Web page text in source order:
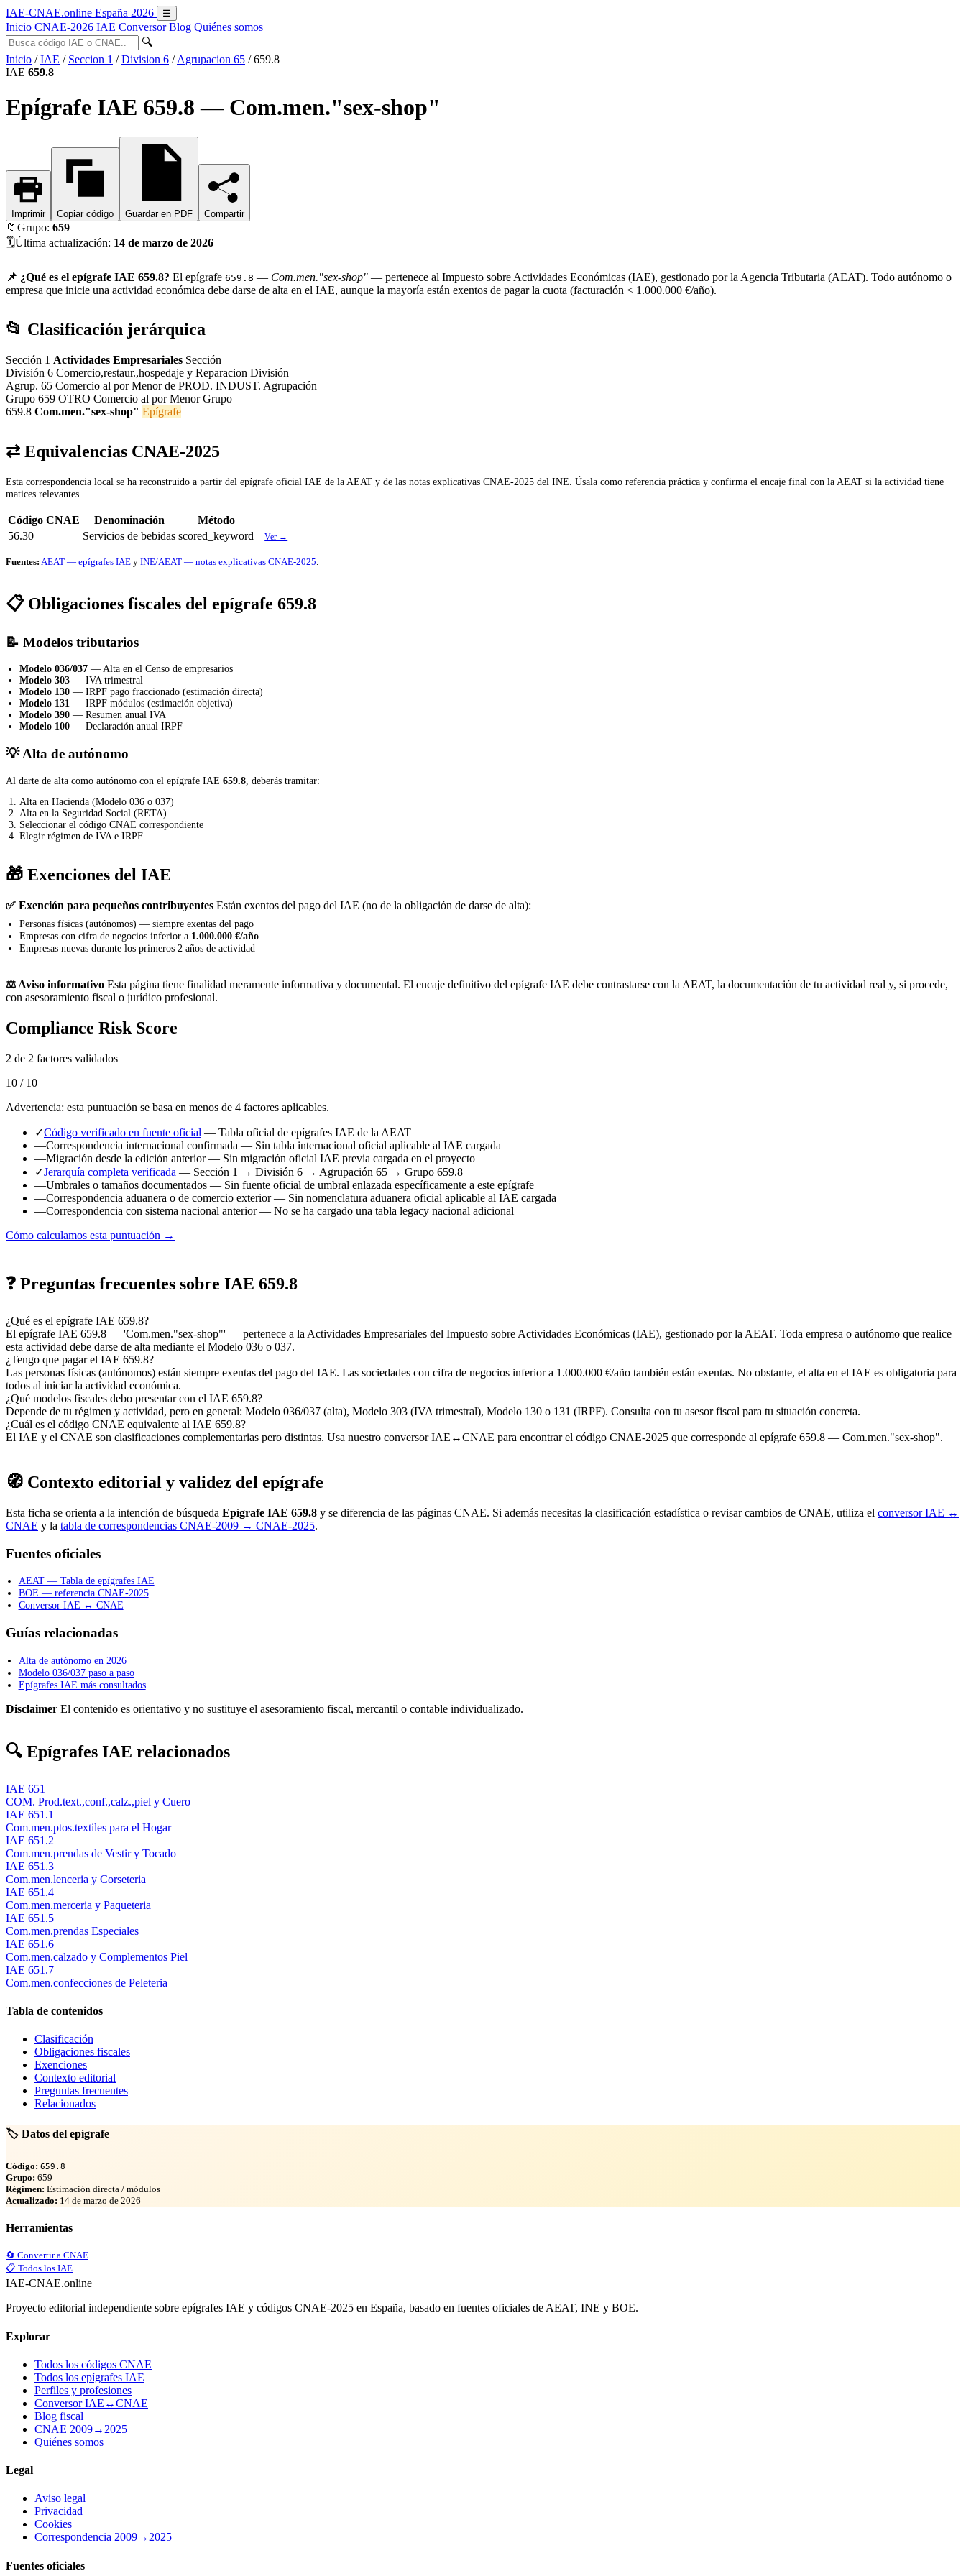
IAE-CNAE.online España 2026 ☰
Inicio CNAE-2026 IAE Conversor Blog Quiénes somos
🔍
Inicio / IAE / Seccion 1 / Division 6 / Agrupacion 65 / 659.8
IAE 659.8
Epígrafe IAE 659.8 — Com.men."sex-shop"
Imprimir Copiar código Guardar en PDF Compartir
📁 Grupo: 659
🗓️Última actualización: 14 de marzo de 2026
📌 ¿Qué es el epígrafe IAE 659.8? El epígrafe 659.8 — Com.men."sex-shop" — pertenece al Impuesto sobre Actividades Económicas (IAE), gestionado por la Agencia Tributaria (AEAT). Todo autónomo o
empresa que inicie una actividad económica debe darse de alta en el IAE, aunque la mayoría están exentos de pagar la cuota (facturación < 1.000.000 €/año).
📂 Clasificación jerárquica
Sección 1 Actividades Empresariales Sección
División 6 Comercio,restaur.,hospedaje y Reparacion División
Agrup. 65 Comercio al por Menor de PROD. INDUST. Agrupación
Grupo 659 OTRO Comercio al por Menor Grupo
659.8 Com.men."sex-shop" Epígrafe
⇄ Equivalencias CNAE-2025
Esta correspondencia local se ha reconstruido a partir del epígrafe oficial IAE de la AEAT y de las notas explicativas CNAE-2025 del INE. Úsala como referencia práctica y confirma el encaje final con la AEAT si la actividad tiene
matices relevantes.
Código CNAE Denominación
Método
56.30
Servicios de bebidas scored_keyword Ver →
Fuentes: AEAT — epígrafes IAE y INE/AEAT — notas explicativas CNAE-2025
📋 Obligaciones fiscales del epígrafe 659.8
📝 Modelos tributarios
Modelo 036/037 — Alta en el Censo de empresarios
Modelo 303 — IVA trimestral
Modelo 130 — IRPF pago fraccionado (estimación directa)
Modelo 131 — IRPF módulos (estimación objetiva)
Modelo 390 — Resumen anual IVA
Modelo 100 — Declaración anual IRPF
💡 Alta de autónomo
Al darte de alta como autónomo con el epígrafe IAE 659.8 , deberás tramitar:
Alta en Hacienda (Modelo 036 o 037)
Alta en la Seguridad Social (RETA)
Seleccionar el código CNAE correspondiente
Elegir régimen de IVA e IRPF
🎁 Exenciones del IAE
✅ Exención para pequeños contribuyentes Están exentos del pago del IAE (no de la obligación de darse de alta):
Personas físicas (autónomos) — siempre exentas del pago
Empresas con cifra de negocios inferior a 1.000.000 €/año
Empresas nuevas durante los primeros 2 años de actividad
⚖️ Aviso informativo Esta página tiene finalidad meramente informativa y documental. El encaje definitivo del epígrafe IAE debe contrastarse con la AEAT, la documentación de tu actividad real y, si procede,
con asesoramiento fiscal o jurídico profesional.
Compliance Risk Score
2 de 2 factores validados
10 / 10
Advertencia: esta puntuación se basa en menos de 4 factores aplicables.
✓Código verificado en fuente oficial — Tabla oficial de epígrafes IAE de la AEAT
—Correspondencia internacional confirmada — Sin tabla internacional oficial aplicable al IAE cargada
—Migración desde la edición anterior— Sin migración oficial IAE previa cargada en el proyecto
✓Jerarquía completa verificada — Sección 1 → División 6 → Agrupación 65 → Grupo 659.8
—Umbrales o tamaños documentados — Sin fuente oficial de umbral enlazada específicamente a este epígrafe
—Correspondencia aduanera o de comercio exterior— Sin nomenclatura aduanera oficial aplicable al IAE cargada
—Correspondencia con sistema nacional anterior— No se ha cargado una tabla legacy nacional adicional
Cómo calculamos esta puntuación →
❓ Preguntas frecuentes sobre IAE 659.8
¿Qué es el epígrafe IAE 659.8?
El epígrafe IAE 659.8 — 'Com.men."sex-shop"' — pertenece a la Actividades Empresariales del Impuesto sobre Actividades Económicas (IAE), gestionado por la AEAT. Toda empresa o autónomo que realice
esta actividad debe darse de alta mediante el Modelo 036 o 037.
¿Tengo que pagar el IAE 659.8?
Las personas físicas (autónomos) están siempre exentas del pago del IAE. Las sociedades con cifra de negocios inferior a 1.000.000 €/año también están exentas. No obstante, el alta en el IAE es obligatoria para
todos al iniciar la actividad económica.
¿Qué modelos fiscales debo presentar con el IAE 659.8?
Depende de tu régimen y actividad, pero en general: Modelo 036/037 (alta), Modelo 303 (IVA trimestral), Modelo 130 o 131 (IRPF). Consulta con tu asesor fiscal para tu situación concreta.
¿Cuál es el código CNAE equivalente al IAE 659.8?
El IAE y el CNAE son clasificaciones complementarias pero distintas. Usa nuestro conversor IAE↔CNAE para encontrar el código CNAE-2025 que corresponde al epígrafe 659.8 — Com.men."sex-shop".
🧭 Contexto editorial y validez del epígrafe
Esta ficha se orienta a la intención de búsqueda Epígrafe IAE 659.8 y se diferencia de las páginas CNAE. Si además necesitas la clasificación estadística o revisar cambios de CNAE, utiliza el conversor IAE ↔
CNAE y la tabla de correspondencias CNAE-2009 → CNAE-2025.
Fuentes oficiales
AEAT — Tabla de epígrafes IAE
BOE — referencia CNAE-2025
Conversor IAE ↔ CNAE
Guías relacionadas
Alta de autónomo en 2026
Modelo 036/037 paso a paso
Epígrafes IAE más consultados
Disclaimer El contenido es orientativo y no sustituye el asesoramiento fiscal, mercantil o contable individualizado.
🔍 Epígrafes IAE relacionados
IAE 651
COM. Prod.text.,conf.,calz.,piel y Cuero
IAE 651.1
Com.men.ptos.textiles para el Hogar
IAE 651.2
Com.men.prendas de Vestir y Tocado
IAE 651.3
Com.men.lenceria y Corseteria
IAE 651.4
Com.men.merceria y Paqueteria
IAE 651.5
Com.men.prendas Especiales
IAE 651.6
Com.men.calzado y Complementos Piel
IAE 651.7
Com.men.confecciones de Peleteria
Tabla de contenidos
Clasificación
Obligaciones fiscales
Exenciones
Contexto editorial
Preguntas frecuentes
Relacionados
🏷️ Datos del epígrafe
Código: 659.8
Grupo: 659
Régimen: Estimación directa / módulos
Actualizado: 14 de marzo de 2026
Herramientas
🔄 Convertir a CNAE
📋 Todos los IAE
IAE-CNAE.online
Proyecto editorial independiente sobre epígrafes IAE y códigos CNAE-2025 en España, basado en fuentes oficiales de AEAT, INE y BOE.
Explorar
Todos los códigos CNAE
Todos los epígrafes IAE
Perfiles y profesiones
Conversor IAE↔CNAE
Blog fiscal
CNAE 2009→2025
Quiénes somos
Legal
Aviso legal
Privacidad
Cookies
Correspondencia 2009→2025
Fuentes oficiales